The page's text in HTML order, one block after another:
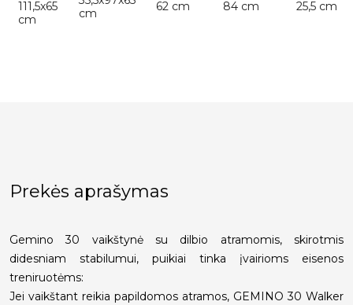
111,5x65
cm
cm
62 cm 84 cm 25,5 cm
Prekės aprašymas
Gemino 30 vaikštynė su dilbio atramomis, skirotmis
didesniam stabilumui, puikiai tinka įvairioms eisenos
treniruotėms:
Jei vaikštant reikia papildomos atramos, GEMINO 30 Walker